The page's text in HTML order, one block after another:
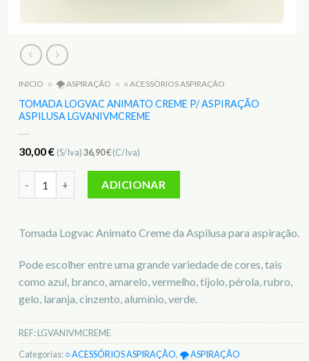
INICIO ○ 🌪️ ASPIRAÇÃO ○ ○ ACESSÓRIOS ASPIRAÇÃO
TOMADA LOGVAC ANIMATO CREME P/ ASPIRAÇÃO
ASPILUSA LGVANIVMCREME
30,00€ (S/Iva)36,90€(C/Iva)
ADICIONAR
Tomada Logvac Animato Creme da Aspilusa para aspiração.
Pode escolher entre uma grande variedade de cores, tais
como azul, branco, amarelo, vermelho, tijolo, pérola, rubro,
gelo, laranja, cinzento, alumínio, verde.
REF:LGVANIVMCREME
Categorias:○ ACESSÓRIOS ASPIRAÇÃO, 🌪️ ASPIRAÇÃO